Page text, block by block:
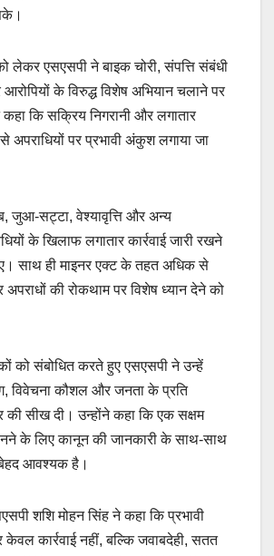
लेकर एसएसपी ने बाइक चोरी, संपत्ति संबंधी
के विरुद्ध विशेष अभियान चलाने पर
कहा कि सक्रिय निगरानी और लगातार
से अपराधियों पर प्रभावी अंकुश लगाया जा
जुआ-सट्टा, वेश्यावृत्ति और अन्य
के खिलाफ लगातार कार्रवाई जारी रखने
साथ ही माइनर एक्ट के तहत अधिक से
अपराधों की रोकथाम पर विशेष ध्यान देने को
को संबोधित करते हुए एसएसपी ने उन्हें
विवेचना कौशल और जनता के प्रति
की सीख दी। उन्होंने कहा कि एक सक्षम
के लिए कानून की जानकारी के साथ-साथ
आवश्यक है।
शशि मोहन सिंह ने कहा कि प्रभावी
कार्रवाई नहीं, बल्कि जवाबदेही, सतत